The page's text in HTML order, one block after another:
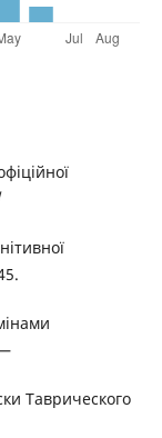
Таврического